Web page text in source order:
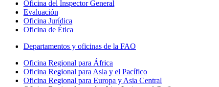
Oficina del Inspector General
Evaluación
Oficina Jurídica
Oficina de Ética
Departamentos y oficinas de la FAO
Oficina Regional para África
Oficina Regional para Asia y el Pacífico
Oficina Regional para Europa y Asia Central